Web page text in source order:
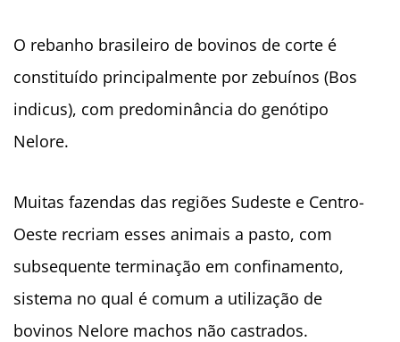
O rebanho brasileiro de bovinos de corte é
constituído principalmente por zebuínos (Bos
indicus), com predominância do genótipo
Nelore.
Muitas fazendas das regiões Sudeste e Centro-
Oeste recriam esses animais a pasto, com
subsequente terminação em confinamento,
sistema no qual é comum a utilização de
bovinos Nelore machos não castrados.